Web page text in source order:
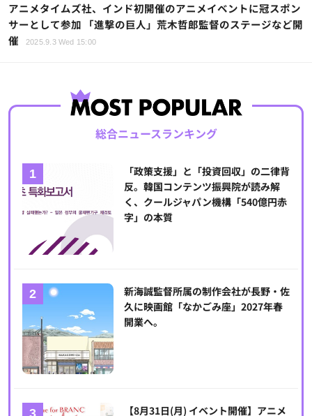
アニメタイムズ社、インド初開催のアニメイベントに冠スポン
サーとして参加 「進撃の巨人」荒木哲郎監督のステージなど開
催
2025.9.3 Wed 15:00
総合ニュースランキング
「政策支援」と「投資回収」の二律背
反。韓国コンテンツ振興院が読み解
く、クールジャパン機構「540億円赤
字」の本質
新海誠監督所属の制作会社が長野・佐
久に映画館「なかごみ座」2027年春
開業へ。
【8月31日(月) イベント開催】アニメ